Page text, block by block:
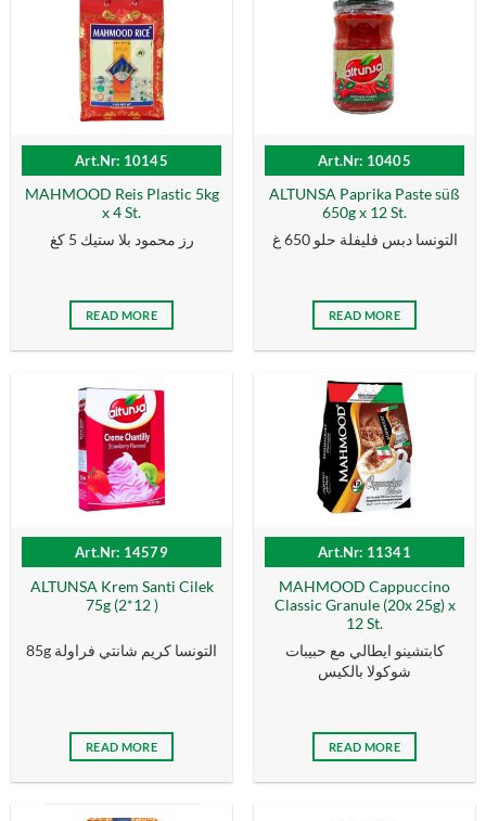
Art.Nr: 10145
MAHMOOD Reis Plastic 5kg
x 4 St.
رز محمود بلا ستيك 5 كغ
READ MORE
Art.Nr: 10405
ALTUNSA Paprika Paste süß
650g x 12 St.
التونسا دبس فليفلة حلو 650 غ
READ MORE
Art.Nr: 14579
ALTUNSA Krem Santi Cilek
75g (2*12 )
85g التونسا كریم شانتي فراولة
READ MORE
Art.Nr: 11341
MAHMOOD Cappuccino
Classic Granule (20x 25g) x
12 St.
كابتشينو ايطالي مع حبيبات
شوكولا بالكيس
READ MORE